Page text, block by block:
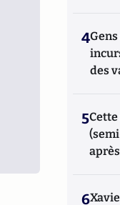
4
des
5
6